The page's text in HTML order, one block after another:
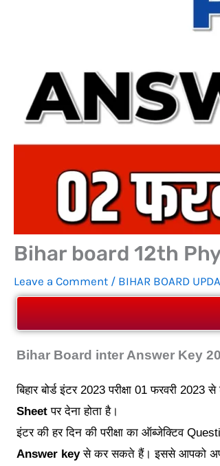
Bihar board 12th
Leave a Comment / BIHAR BOARD
Bihar Board inter Answer Key
बिहार बोर्ड इंटर 2023 परीक्षा 01 फरवरी
Sheet पर देना होता है।
इंटर की हर दिन की परीक्षा का ऑब्जेक्टिव
Answer keyसे कर सकते हैं। इससे आपको अपनी